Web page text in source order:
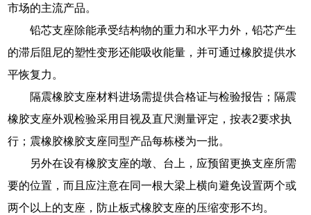
市场的主流产品。
铅芯支座除能承受结构物的重力和水平力外，铅芯产生
的滞后阻尼的塑性变形还能吸收能量，并可通过橡胶提供水
平恢复力。
隔震橡胶支座材料进场需提供合格证与检验报告；隔震
橡胶支座外观检验采用目视及直尺测量评定，按表2要求执
行；震橡胶橡胶支座同型产品每栋楼为一批。
另外在设有橡胶支座的墩、台上，应预留更换支座所需
要的位置，而且应注意在同一根大梁上横向避免设置两个或
两个以上的支座，防止板式橡胶支座的压缩变形不均。